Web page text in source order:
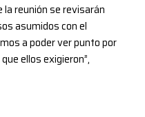
reunión se revisarán
asumidos con el
a poder ver punto por
ellos exigieron”,